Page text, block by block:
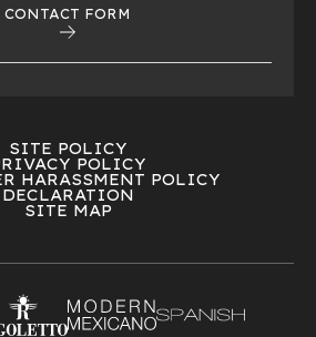
CONTACT FORM
SITE POLICY
POLICY
HARASSMENT POLICY
DECLARATION
SITE MAP